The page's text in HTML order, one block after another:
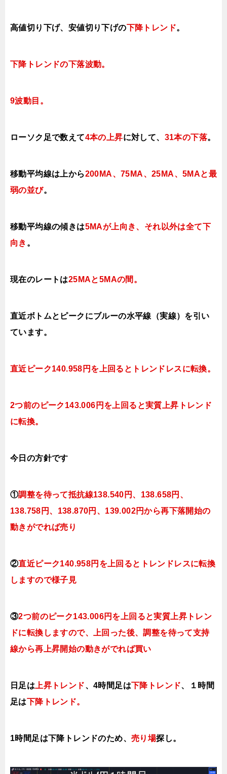
高値切り下げ、安値切り下げの下降トレンド。
下降トレンドの下落波動。
9波動目。
ローソク足で数えて4本の上昇に対して、 31本の下落。
移動平均線は上から200MA、75MA、25MA、5MAと最
弱の並び。
移動平均線の傾きは5MAが上向き、それ以外は全て下
向き 。
現在のレートは25MAと5MAの間。
直近ボトムとピークにブルーの水平線（実線）を引い
ています。
直近ピーク140.958円を上回ると トレンドレスに転換。
2つ前のピーク143.006円を上回ると実質上昇トレンド
に転換。
今日 の方針です
①調整を待って抵抗線138.540円、138.658円、
138.758円、138.870円、139.002円から再下落開始の
動きがでれば売り
②直近ピーク140.958円を上回るとトレンドレスに転換
しますので様子見
③2つ前のピーク143.006円を上回ると実質上昇トレン
ドに転換 しますので、上回った後、調整を待って支持
線から再上昇開始の動きがでれば買い
日足は 上昇トレンド、4時間足は下降トレンド、１時間
足は下降トレンド。
1時間足は下降トレンドのため、 売り場探し。